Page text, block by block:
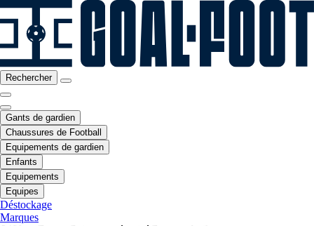
Rechercher
Gants de gardien
Chaussures de Football
Equipements de gardien
Enfants
Equipements
Equipes
Déstockage
Marques